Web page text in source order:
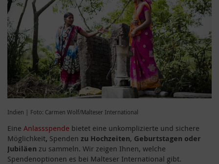
Indien | Foto: Carmen Wolf/Malteser International
Eine Anlassspende bietet eine unkomplizierte und sichere
Möglichkeit, Spenden zu Hochzeiten, Geburtstagen oder
Jubiläen zu sammeln. Wir zeigen Ihnen, welche
Spendenoptionen es bei Malteser International gibt.